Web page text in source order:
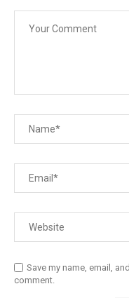
Save my name, email,
comment.